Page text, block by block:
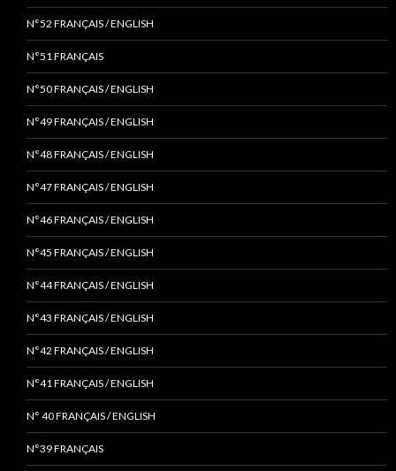
N°52 FRANÇAIS / ENGLISH
N°51 FRANÇAIS
N°50 FRANÇAIS / ENGLISH
N°49 FRANÇAIS / ENGLISH
N°48 FRANÇAIS / ENGLISH
N°47 FRANÇAIS / ENGLISH
N°46 FRANÇAIS / ENGLISH
N°45 FRANÇAIS / ENGLISH
N°44 FRANÇAIS / ENGLISH
N°43 FRANÇAIS / ENGLISH
N°42 FRANÇAIS / ENGLISH
N°41 FRANÇAIS / ENGLISH
N° 40 FRANÇAIS / ENGLISH
N°39 FRANÇAIS